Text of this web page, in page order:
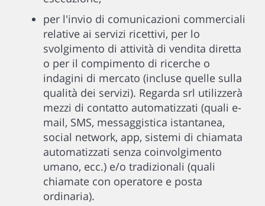
per l'invio di comunicazioni commerciali
relative ai servizi ricettivi, per lo
svolgimento di attività di vendita diretta
o per il compimento di ricerche o
indagini di mercato (incluse quelle sulla
qualità dei servizi). Regarda srl utilizzerà
mezzi di contatto automatizzati (quali e-
mail, SMS, messaggistica istantanea,
social network, app, sistemi di chiamata
automatizzati senza coinvolgimento
umano, ecc.) e/o tradizionali (quali
chiamate con operatore e posta
ordinaria).